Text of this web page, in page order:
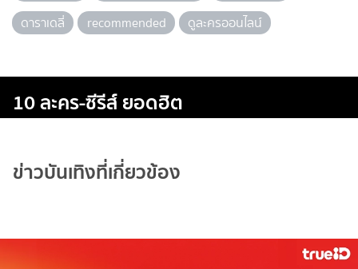
ดาราเดลี่
recommended ดูละครออนไลน์
10 ละคร-ซีรีส์ ยอดฮิต
ข่าวบันเทิงที่เกี่ยวข้อง